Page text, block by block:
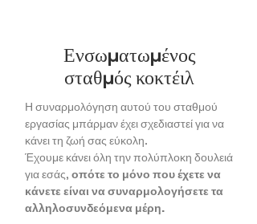
Ενσωματωμένος
σταθμός κοκτέιλ
Η συναρμολόγηση αυτού του σταθμού
εργασίας μπάρμαν έχει σχεδιαστεί για να
κάνει τη ζωή σας εύκολη.
Έχουμε κάνει όλη την πολύπλοκη δουλειά
για εσάς, οπότε το μόνο που έχετε να
κάνετε είναι να συναρμολογήσετε τα
αλληλοσυνδεόμενα μέρη.